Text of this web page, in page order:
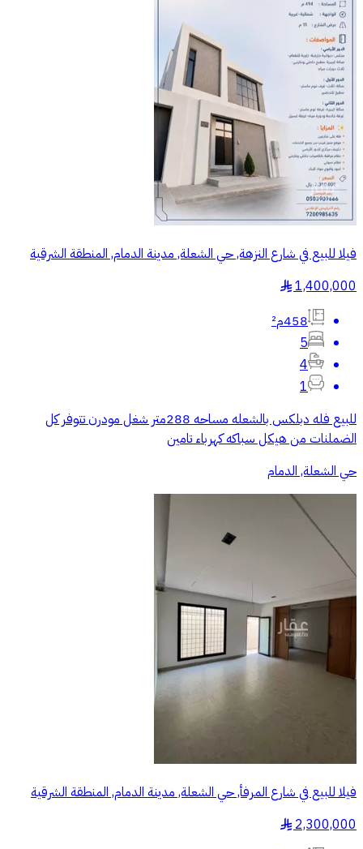
فيلا للبيع في شارع النزهة, حي الشعلة, مدينة الدمام, المنطقة الشرقية
1,400,000
§
458م²
5
4
1
للبيع فله دبلكس بالشعله مساحه 288متر شغل مودرن تتوفر كل
الضملنات من هيكل سباكه كهرباء تامين
حي الشعلة, الدمام
فيلا للبيع في شارع المرفأ, حي الشعلة, مدينة الدمام, المنطقة الشرقية
2,300,000
§